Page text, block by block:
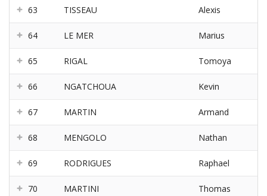
63 TISSEAU Alexis
64 LE MER Marius
65 RIGAL Tomoya
66 NGATCHOUA Kevin
67 MARTIN Armand
68 MENGOLO Nathan
69 RODRIGUES Raphael
70 MARTINI Thomas